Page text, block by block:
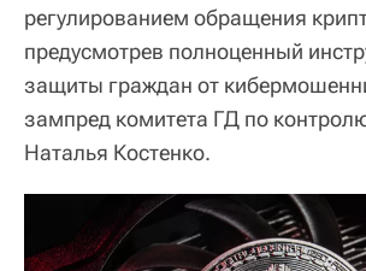
регулированием обращения
предусмотрев полноценный
защиты граждан от
зампред комитета ГД по
Наталья Костенко.